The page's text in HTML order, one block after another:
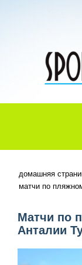
домашняя
матчи по
Матчи по
Анталии